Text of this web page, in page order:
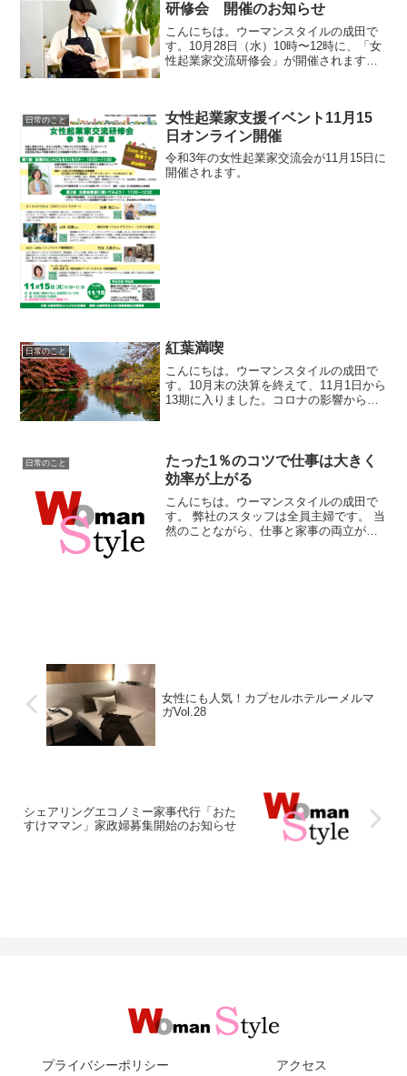
研修会 開催のお知らせ
こんにちは。ウーマンスタイルの成田で
す。10月28日（水）10時〜12時に、「女
性起業家交流研修会」が開催されます。
加ください。女性...
日常のこと
女性起業家支援イベント11月15
日オンライン開催
令和3年の女性起業家交流会が11月15日に
開催されます。
日常のこと 紅葉満喫
こんにちは。ウーマンスタイルの成田で
す。10月末の決算を終えて、11月1日から
13期に入りました。コロナの影響から少
とはいえ、週...
日常のこと
たった1％のコツで仕事は大きく
効率が上がる
こんにちは。ウーマンスタイルの成田で
す。 弊社のスタッフは全員主婦です。 当
然のことながら、仕事と家事の両立が迫
女性にも人気！カプセルホテルーメルマ
ガVol.28
シェアリングエコノミー家事代行「おた
すけママン」家政婦募集開始のお知らせ
プライバシーポリシー アクセス